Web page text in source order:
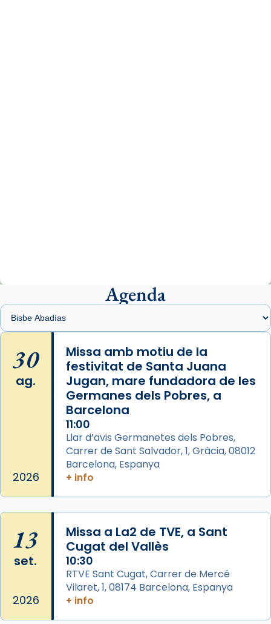
presidit aquest 27 de juliol la missa de Les
Santes de Mataró.
🔗
📸 J. Merino
Photo
View on Facebook Share
Arquebisbat de Barcelona
de Barcelona.
2 weeks ago
Aquest dilluns, 27 de juliol, ha tingut lloc la
missa d’acció de gràcies en agraïment al
L’arquebisbe de Barcelona, el cardenal Joan
Josep Omella, ha presidit la missa i l’ha
concelebrat el bisbe auxiliar de Barcelona,
Mons. David Abadías.
📸 Dr. G. Simón
Agenda
30
ag.
2026
Missa amb motiu de la
festivitat de Santa Juana
Jugan, mare fundadora de les
Germanes dels Pobres, a
Barcelona
11:00
Llar d’avis Germanetes dels Pobres,
Carrer de Sant Salvador, 1, Gràcia, 08012
Barcelona, Espanya
+ info
13
set.
2026
Missa a La2 de TVE, a Sant
Cugat del Vallès
10:30
RTVE Sant Cugat, Carrer de Mercé
Vilaret, 1, 08174 Barcelona, Espanya
+ info